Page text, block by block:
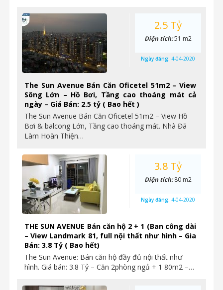
The Sun Avenue Bán Căn Oficetel 51m2 – View
Sông Lớn – Hồ Bơi, Tầng cao thoáng mát cả
ngày – Giá Bán: 2.5 tỷ ( Bao hết )
The Sun Avenue Bán Căn Oficetel 51m2 – View Hồ
Bơi & balcong Lớn, Tầng cao thoáng mát. Nhà Đã
Làm Hoàn Thiện…
2.5 Tỷ
Diện tích:51 m2
Ngày đăng: 4-04-2020
THE SUN AVENUE Bán căn hộ 2 + 1 (Ban công dài
– View Landmark 81, full nội thất như hình – Gia
Bán: 3.8 Tỷ ( Bao hết)
The Sun Avenue: Bán căn hộ đầy đủ nội thất như
hình. Giá bán: 3.8 Tỷ – Căn 2phòng ngủ + 1 80m2 –…
3.8 Tỷ
Diện tích:80 m2
Ngày đăng: 4-04-2020